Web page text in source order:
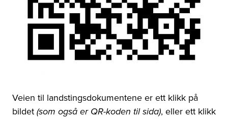
Veien til landstingsdokumentene er ett klikk på
bildet (som også er QR-koden til sida), eller ett klikk